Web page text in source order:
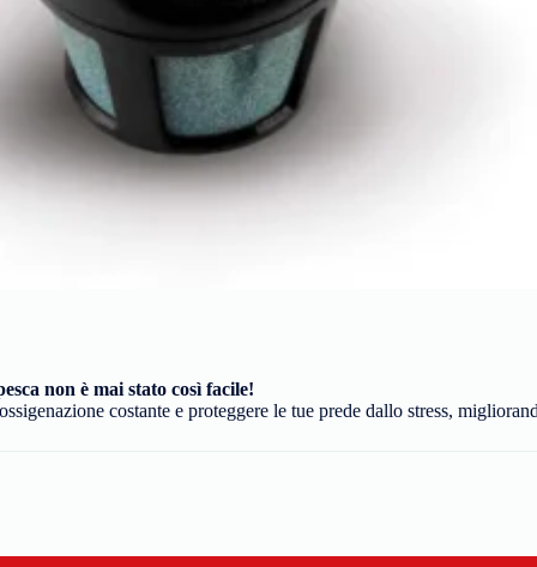
non è mai stato così facile!
costante e proteggere le tue prede dallo stress,